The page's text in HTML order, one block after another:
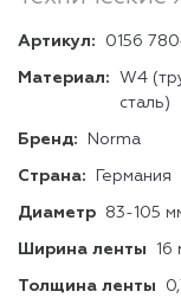
Артикул: 0156
Материал:
W4
сталь)
Бренд: Norma
Страна: Германия
Диаметр 83-105
Ширина ленты 16
Толщина ленты